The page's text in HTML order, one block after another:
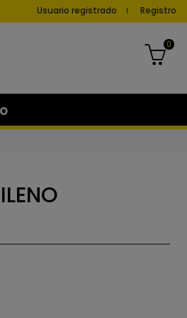
Usuario registrado Registro
0